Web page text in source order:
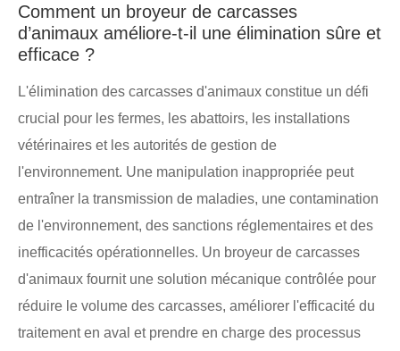
Comment un broyeur de carcasses
d’animaux améliore-t-il une élimination sûre et
efficace ?
L'élimination des carcasses d'animaux constitue un défi
crucial pour les fermes, les abattoirs, les installations
vétérinaires et les autorités de gestion de
l'environnement. Une manipulation inappropriée peut
entraîner la transmission de maladies, une contamination
de l'environnement, des sanctions réglementaires et des
inefficacités opérationnelles. Un broyeur de carcasses
d'animaux fournit une solution mécanique contrôlée pour
réduire le volume des carcasses, améliorer l'efficacité du
traitement en aval et prendre en charge des processus